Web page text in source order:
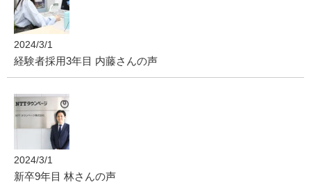
2024/3/1
経験者採用3年目 内藤さんの声
2024/3/1
新卒9年目 林さんの声